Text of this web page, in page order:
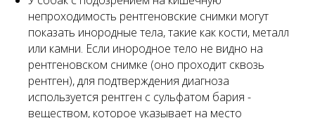
непроходимость рентгеновские снимки могут
показать инородные тела, такие как кости, металл
или камни. Если инородное тело не видно на
рентгеновском снимке (оно проходит сквозь
рентген), для подтверждения диагноза
используется рентген с сульфатом бария -
веществом, которое указывает на место